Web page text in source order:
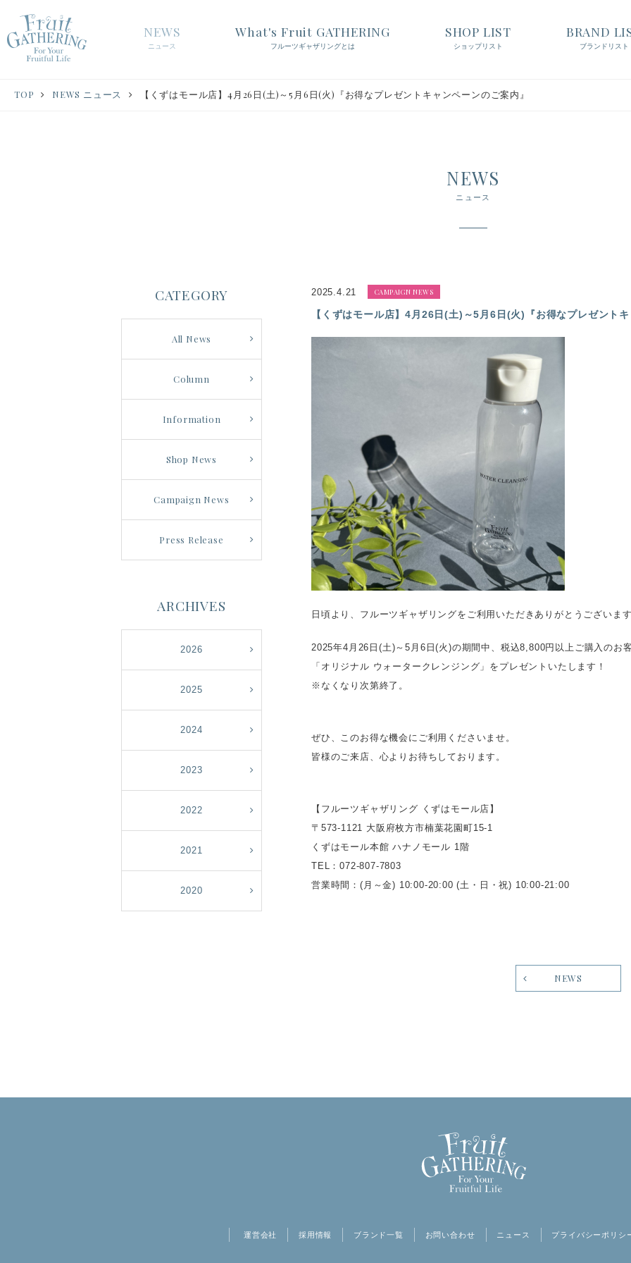
NEWS
ニュース
What's Fruit GATHERING
フルーツギャザリングとは
SHOP LIST
ショップリスト
BRAND
ブランドリスト
TOP NEWS ニュース 【くずはモール店】4月26日(土)～5月6日(火)『お得なプレゼントキャンペーンのご案内』
NEWS
ニュース
2025.4.21 CAMPAIGN NEWS
【くずはモール店】4月26日(土)～5月6日(火)『お得なプレゼント
日頃より、フルーツギャザリングをご利用いただきありがとうございま
2025年4月26日(土)～5月6日(火)の期間中、税込8,800円以上ご購入のお
「オリジナル ウォータークレンジング」をプレゼントいたします！
※なくなり次第終了。
ぜひ、このお得な機会にご利用くださいませ。
皆様のご来店、心よりお待ちしております。
【フルーツギャザリング くずはモール店】
〒573-1121 大阪府枚方市楠葉花園町15-1
くずはモール本館 ハナノモール 1階
TEL：072-807-7803
営業時間：(月～金) 10:00-20:00 (土・日・祝) 10:00-21:00
NEWS
CATEGORY
All News
Column
Information
Shop News
Campaign News
Press Release
ARCHIVES
2026
2025
2024
2023
2022
2021
2020
運営会社 採用情報 ブランド一覧 お問い合わせ ニュース プライバシーポリシ